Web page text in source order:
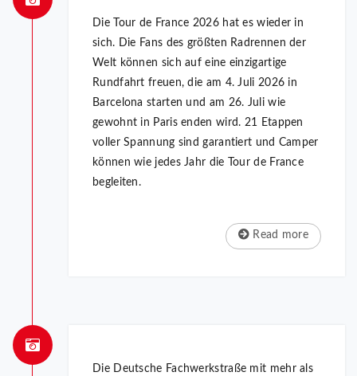
Die Tour de France 2026 hat es wieder in
sich. Die Fans des größten Radrennen der
Welt können sich auf eine einzigartige
Rundfahrt freuen, die am 4. Juli 2026 in
Barcelona starten und am 26. Juli wie
gewohnt in Paris enden wird. 21 Etappen
voller Spannung sind garantiert und Camper
können wie jedes Jahr die Tour de France
begleiten.
Read more
Die Deutsche Fachwerkstraße mit mehr als